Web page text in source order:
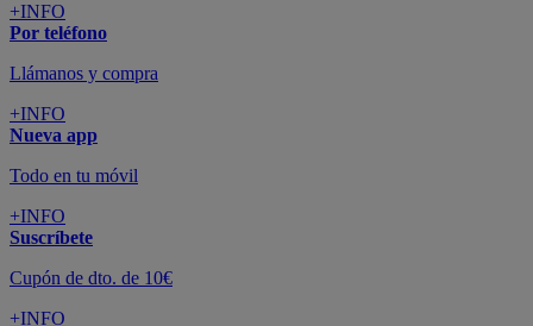
+INFO
Por teléfono
Llámanos y compra
+INFO
Nueva app
Todo en tu móvil
+INFO
Suscríbete
Cupón de dto. de 10€
+INFO